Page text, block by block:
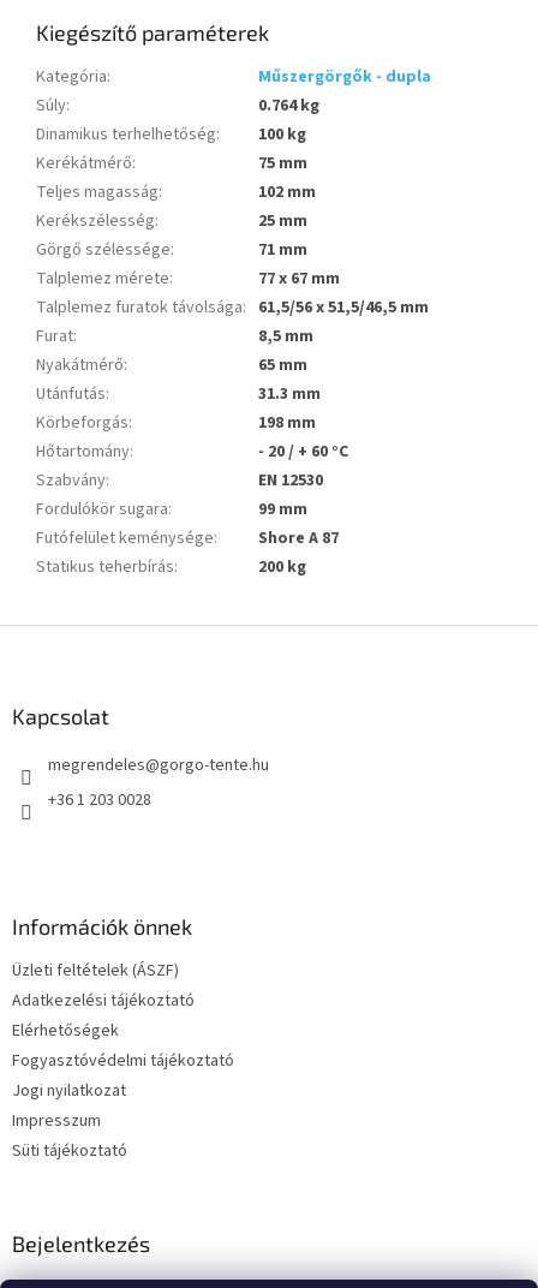
Kiegészítő paraméterek
Kategória:
Műszergörgők - dupla
Súly:
0.764 kg
Dinamikus terhelhetőség:
100 kg
Kerékátmérő:
75 mm
Teljes magasság:
102 mm
Kerékszélesség:
25 mm
Görgő szélessége:
71 mm
Talplemez mérete:
77 x 67 mm
Talplemez furatok távolsága: 61,5/56 x 51,5/46,5 mm
Furat:
8,5 mm
Nyakátmérő:
65 mm
Utánfutás:
31.3 mm
Körbeforgás:
198 mm
Hőtartomány:
- 20 / + 60 °C
Szabvány:
EN 12530
Fordulókör sugara:
99 mm
Futófelület keménysége:
Shore A 87
Statikus teherbírás: 200 kg
Kapcsolat
megrendeles@gorgo-tente.hu
+36 1 203 0028
Információk önnek
Üzleti feltételek (ÁSZF)
Adatkezelési tájékoztató
Elérhetőségek
Fogyasztóvédelmi tájékoztató
Jogi nyilatkozat
Impresszum
Süti tájékoztató
Bejelentkezés